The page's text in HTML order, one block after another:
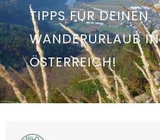
TIPPS FÜR DEINEN
WANDERURLAUB IN
ÖSTERREICH!